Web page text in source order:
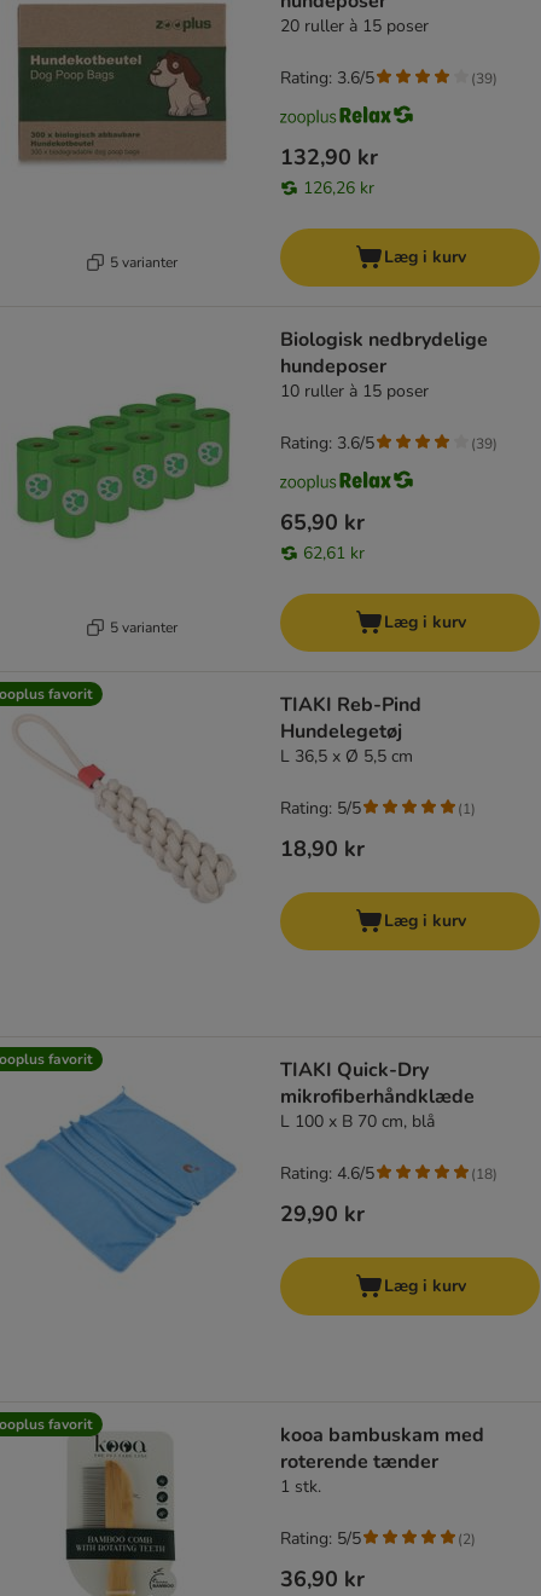
5 varianter
20 ruller à 15 poser
132,90 kr
126,26 kr
Rating: 3.6/5 (39)
Læg i kurv
5 varianter
Biologisk nedbrydelige
hundeposer
10 ruller à 15 poser
65,90 kr
62,61 kr
Rating: 3.6/5 (39)
Læg i kurv
favorit
TIAKI Reb-Pind
Hundelegetøj
L 36,5 x Ø 5,5 cm
18,90 kr
Rating: 5/5 (1)
Læg i kurv
favorit
TIAKI Quick-Dry
mikrofiberhåndklæde
L 100 x B 70 cm, blå
29,90 kr
Rating: 4.6/5 (18)
Læg i kurv
favorit
kooa bambuskam med
roterende tænder
1 stk.
36,90 kr
Rating: 5/5 (2)